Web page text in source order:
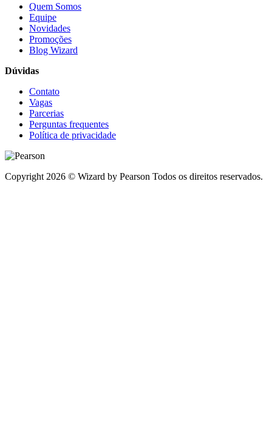
Quem Somos
Equipe
Novidades
Promoções
Blog Wizard
Dúvidas
Contato
Vagas
Parcerias
Perguntas frequentes
Política de privacidade
Copyright 2026 © Wizard by Pearson Todos os direitos reservados.